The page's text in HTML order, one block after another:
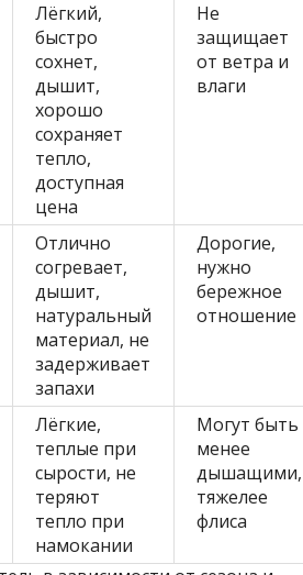
Лёгкий,
быстро
сохнет,
дышит,
хорошо
сохраняет
тепло,
доступная
цена
Не
защищает
от ветра и
влаги
Отлично
согревает,
дышит,
натуральный
материал, не
задерживает
запахи
Дорогие,
нужно
бережное
отношение
Лёгкие,
теплые при
сырости, не
теряют
тепло при
намокании
Могут быть
менее
дышащими,
тяжелее
флиса